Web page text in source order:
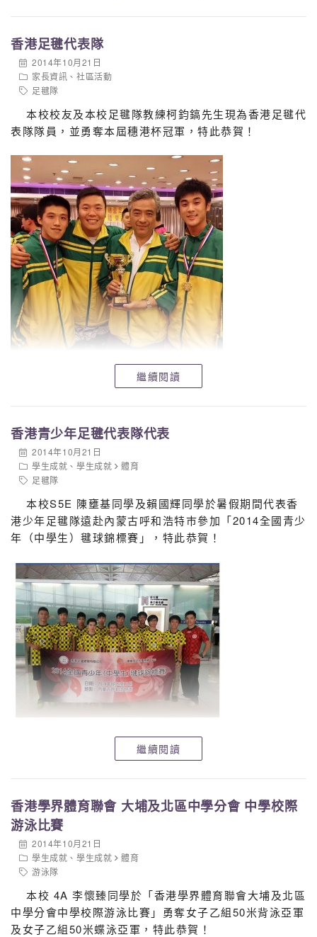
香港足毽代表隊
2014年10月21日
家長資訊 、社區活動
足毽隊
本校校友及本校足毽隊教練柯鈞鎬先生現為香港足毽代
表隊隊員，並勇奪本屆穗港杯冠軍，特此恭賀！
繼續閱讀
香港青少年足毽代表隊代表
2014年10月21日
學生成就 、學生成就
體育
足毽隊
本校S5E 陳壅基同學及賴國輝同學於暑假期間代表香
港少年足毽隊遠赴內蒙古呼和浩特巿參加「2014全國青少
年（中學生）毽球錦標賽」，特此恭賀！
繼續閱讀
香港學界體育聯會 大埔及北區中學分會 中學校際
游泳比賽
2014年10月21日
學生成就 、學生成就
體育
游泳隊
本校 4A 李懷臻同學於「香港學界體育聯會大埔及北區
中學分會中學校際游泳比賽」勇奪女子乙組50米背泳亞軍
及女子乙組50米蝶泳亞軍，特此恭賀！